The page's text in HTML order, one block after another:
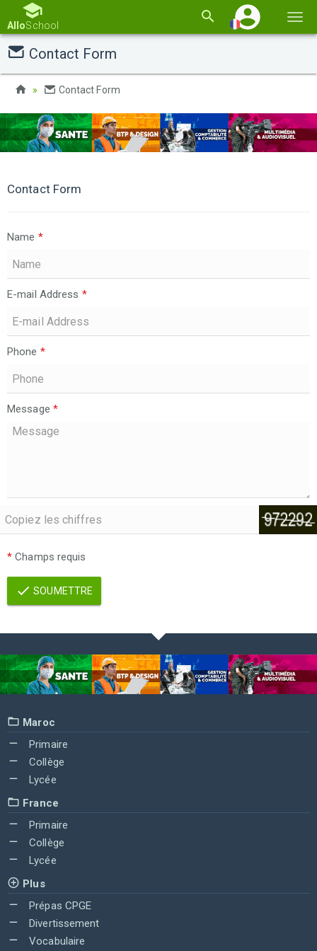
la
AlloSchool
Contact Form
Contact Form
Contact Form
Name *
E-mail Address *
Phone *
Message *
* Champs requis
SOUMETTRE
Maroc
Primaire
Collège
Lycée
France
Primaire
Collège
Lycée
Plus
Prépas CPGE
Divertissement
Vocabulaire